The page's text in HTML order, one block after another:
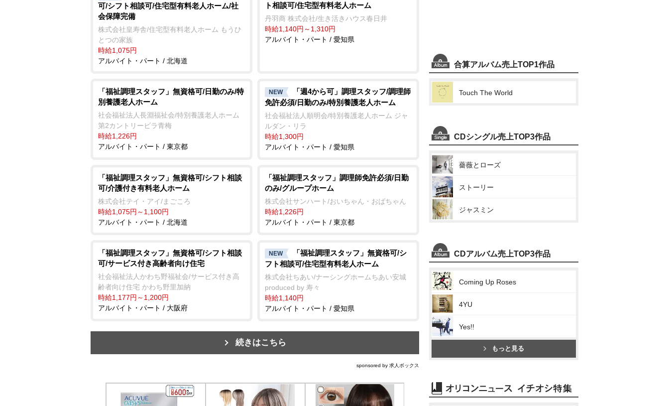
可/シフト相談可/住宅型有料老人ホーム/社
会保障完備
株式会社皇寿舎/住宅型有料老人ホーム もうひ
とつの家族
時給1,075円
アルバイト・パート / 北海道
ト相談可/住宅型有料老人ホーム
丹羽商 株式会社/生き活きハウス春日井
時給1,140円～1,310円
アルバイト・パート / 愛知県
「福祉調理スタッフ」無資格可/日勤のみ/特
別養護老人ホーム
社会福祉法人長淵福祉会/特別養護老人ホーム
第2カントリービラ青梅
時給1,226円
アルバイト・パート / 東京都
NEW
「週4から可」調理スタッフ/調理師
免許必須/日勤のみ/特別養護老人ホーム
社会福祉法人順明会/特別養護老人ホーム ジャ
ルダン・リラ
時給1,300円
アルバイト・パート / 愛知県
「福祉調理スタッフ」無資格可/シフト相談
可/介護付き有料老人ホーム
株式会社テイ・アイ/まごころ
時給1,075円～1,100円
アルバイト・パート / 北海道
「福祉調理スタッフ」調理師免許必須/日勤
のみ/グループホーム
株式会社サンハート/おいちゃん・おばちゃん
時給1,226円
アルバイト・パート / 東京都
「福祉調理スタッフ」無資格可/シフト相談
可/サービス付き高齢者向け住宅
社会福祉法人かわち野福祉会/サービス付き高
齢者向け住宅 かわち野里加納
時給1,177円～1,200円
アルバイト・パート / 大阪府
NEW
「福祉調理スタッフ」無資格可/シ
フト相談可/住宅型有料老人ホーム
株式会社ちあい/ナーシングホームちあい安城
produced by 寿々
時給1,140円
アルバイト・パート / 愛知県
続きはこちら
sponsored by 求人ボックス
合算アルバム売上TOP1作品
Touch The World
CDシングル売上TOP3作品
薔薇とローズ
ストーリー
ジャスミン
CDアルバム売上TOP3作品
Coming Up Roses
4YU
Yes!!
もっと見る